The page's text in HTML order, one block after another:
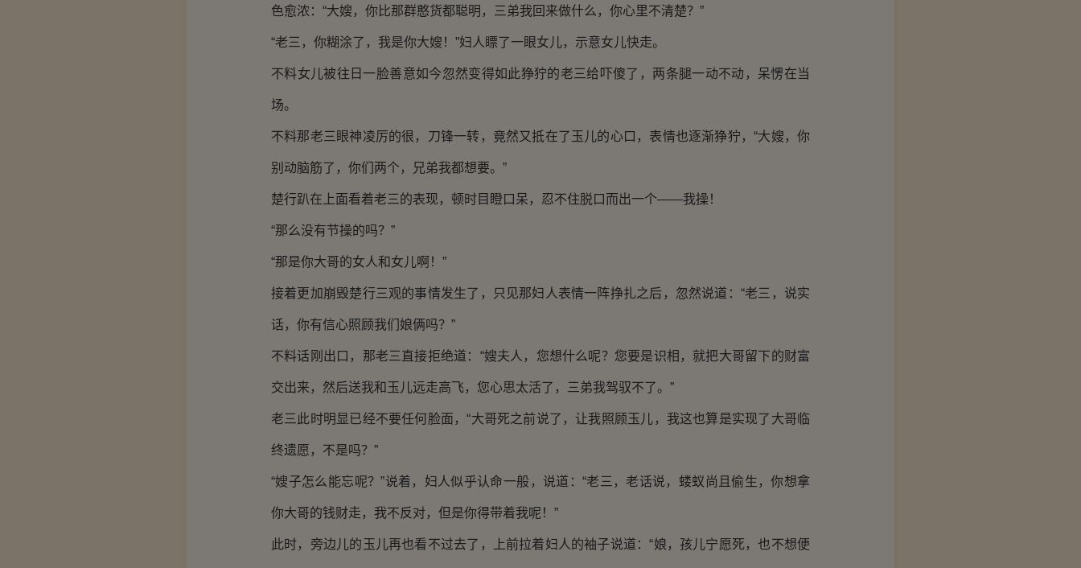
色愈浓：“大嫂，你比那群憨货都聪明，三弟我回来做什么，你心里不清楚？”
“老三，你糊涂了，我是你大嫂！”妇人瞟了一眼女儿，示意女儿快走。
不料女儿被往日一脸善意如今忽然变得如此狰狞的老三给吓傻了，两条腿一动不动，呆愣在当
场。
不料那老三眼神凌厉的很，刀锋一转，竟然又抵在了玉儿的心口，表情也逐渐狰狞，“大嫂，你
别动脑筋了，你们两个，兄弟我都想要。”
楚行趴在上面看着老三的表现，顿时目瞪口呆，忍不住脱口而出一个――我操！
“那么没有节操的吗？”
“那是你大哥的女人和女儿啊！”
接着更加崩毁楚行三观的事情发生了，只见那妇人表情一阵挣扎之后，忽然说道：“老三，说实
话，你有信心照顾我们娘俩吗？”
不料话刚出口，那老三直接拒绝道：“嫂夫人，您想什么呢？您要是识相，就把大哥留下的财富
交出来，然后送我和玉儿远走高飞，您心思太活了，三弟我驾驭不了。”
老三此时明显已经不要任何脸面，“大哥死之前说了，让我照顾玉儿，我这也算是实现了大哥临
终遗愿，不是吗？”
“嫂子怎么能忘呢？”说着，妇人似乎认命一般，说道：“老三，老话说，蝼蚁尚且偷生，你想拿
你大哥的钱财走，我不反对，但是你得带着我呢！”
此时，旁边儿的玉儿再也看不过去了，上前拉着妇人的袖子说道：“娘，孩儿宁愿死，也不想便